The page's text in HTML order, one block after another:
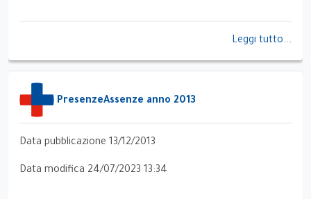
Leggi tutto...
PresenzeAssenze anno 2013
Data pubblicazione 13/12/2013
Data modifica 24/07/2023 13:34